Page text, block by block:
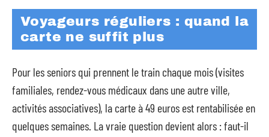
Voyageurs réguliers : quand la
carte ne suffit plus
Pour les seniors qui prennent le train chaque mois (visites
familiales, rendez-vous médicaux dans une autre ville,
activités associatives), la carte à 49 euros est rentabilisée en
quelques semaines. La vraie question devient alors : faut-il